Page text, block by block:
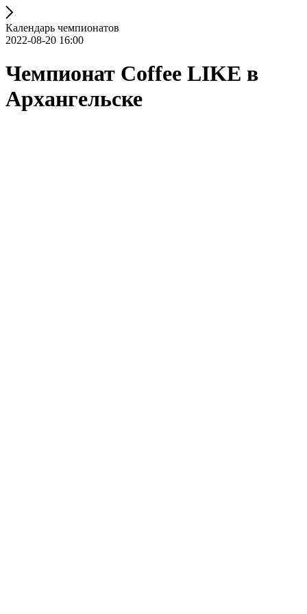
Календарь чемпионатов
2022-08-20 16:00
Чемпионат Coffee LIKE в
Архангельске